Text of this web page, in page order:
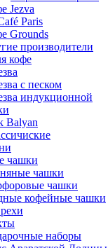
Jezva
Paris
Grounds
производители
кофе
с песком
индукционной
Balyan
чашки
чашки
чашки
кофейные чашки
наборы